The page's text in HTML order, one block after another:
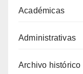
Académicas
Administrativas
Archivo histórico